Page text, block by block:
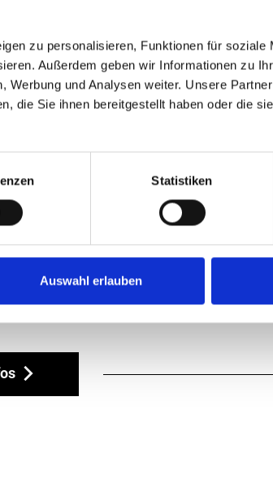
zu personalisieren, Funktionen für soziale
Außerdem geben wir Informationen zu
Werbung und Analysen weiter. Unsere
die Sie ihnen bereitgestellt haben oder die
Statistiken
Auswahl erlaubenNEWS & MEDIA
STÖBERN